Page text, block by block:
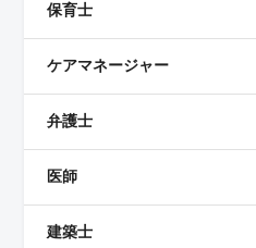
保育士
ケアマネージャー
弁護士
医師
建築士